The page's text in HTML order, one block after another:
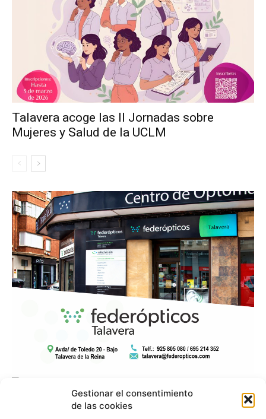
Gestionar el consentimiento
de las cookies
Talavera acoge las II Jornadas sobre
Mujeres y Salud de la UCLM